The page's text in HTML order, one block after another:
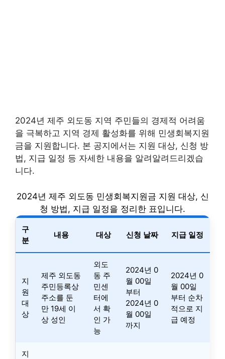
2024년 제주 외도동 지역 주민들의 경제적 어려움
을 극복하고 지역 경제 활성화를 위해 민생회복지원
금을 지원합니다. 본 공지에서는 지원 대상, 신청 방
법, 지급 일정 등 자세한 내용을 알려알려드리겠습
니다.
2024년 제주 외도동 민생회복지원금 지원 대상, 신
청 방법, 지급 일정을 정리한 표입니다.
구
분
내용 대상 신청 날짜 지급 일정
지
원
대
상
제주 외도동
주민등록상
주소를 둔
만 19세 이
상 성인
외도
동 주
민센
터에
서 확
인 가
능
2024년 0
월 00일
부터
2024년 0
월 00일
까지
2024년 0
월 00일
부터 순차
적으로 지
급 예정
지